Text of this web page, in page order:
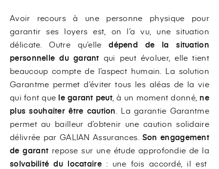
Avoir recours à une personne physique pour
garantir ses loyers est, on l’a vu, une situation
délicate. Outre qu’elledépend de la situation
personnelle du garant qui peut évoluer, elle tient
beaucoup compte de l’aspect humain. La solution
Garantme permet d’éviter tous les aléas de la vie
qui font que le garant peut , à un moment donné, ne
plus souhaiter être caution . La garantie Garantme
permet au bailleur d’obtenir une caution solidaire
délivrée par GALIAN Assurances. Son engagement
de garant repose sur une étude approfondie de la
solvabilité du locataire: une fois accordé, il est